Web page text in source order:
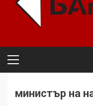
Primary
министър на